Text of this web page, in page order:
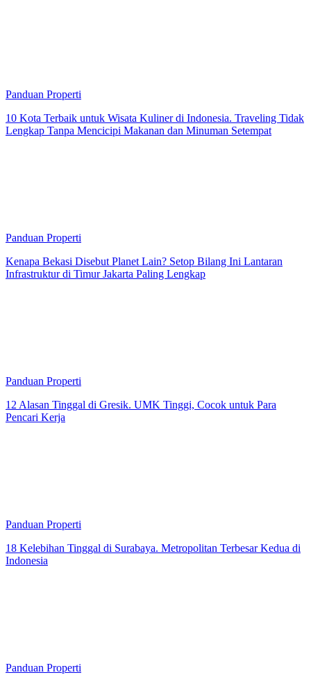
Panduan Properti
10 Kota Terbaik untuk Wisata Kuliner di Indonesia. Traveling Tidak
Lengkap Tanpa Mencicipi Makanan dan Minuman Setempat
Panduan Properti
Kenapa Bekasi Disebut Planet Lain? Setop Bilang Ini Lantaran
Infrastruktur di Timur Jakarta Paling Lengkap
Panduan Properti
12 Alasan Tinggal di Gresik. UMK Tinggi, Cocok untuk Para
Pencari Kerja
Panduan Properti
18 Kelebihan Tinggal di Surabaya. Metropolitan Terbesar Kedua di
Indonesia
Panduan Properti